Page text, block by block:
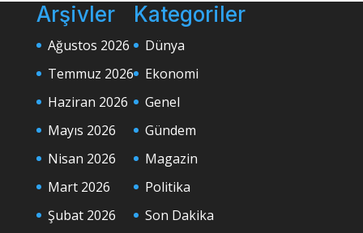
Arşivler
Ağustos 2026
Temmuz 2026
Haziran 2026
Mayıs 2026
Nisan 2026
Mart 2026
Şubat 2026
Kategoriler
Dünya
Ekonomi
Genel
Gündem
Magazin
Politika
Son Dakika